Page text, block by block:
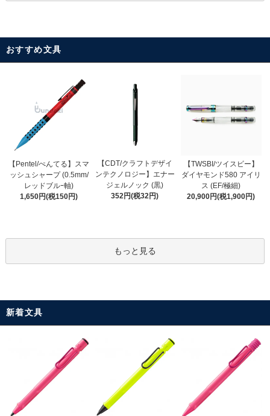
おすすめ文具
【Pentel/ぺんてる】スマ
ッシュシャープ (0.5mm/
レッドブルｰ軸)
1,650円(税150円)
【CDT/クラフトデザイ
ンテクノロジー】エナー
ジェルノック (黒)
352円(税32円)
【TWSBI/ツイスビー】
ダイヤモンド580 アイリ
ス (EF/極細)
20,900円(税1,900円)
もっと見る
新着文具